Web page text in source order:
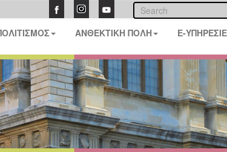
ΑΝΘΕΚΤΙΚΗ ΠΟΛΗ E-